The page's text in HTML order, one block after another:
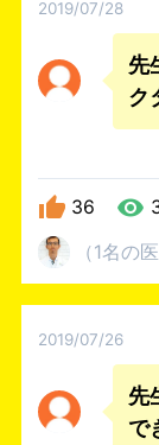
2019/07/28
先
ク
36
（1名の
2019/07/26
先
で